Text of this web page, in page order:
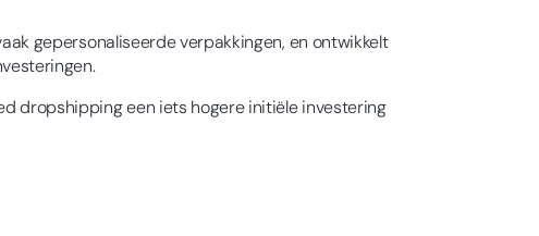
gepersonaliseerde verpakkingen, en ontwikkelt
dropshipping een iets hogere initiële investering